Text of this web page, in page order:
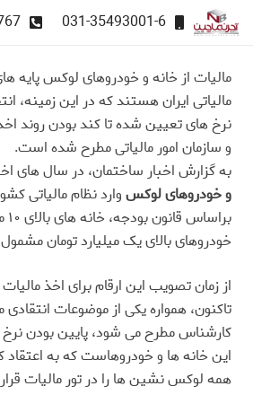
031-35493001-6
مالیات از خانه و خودروهای لوکس پایه
مالیاتی ایران هستند که در این زمینه،
نرخ های تعیین شده تا کند بودن روند
و سازمان امور مالیاتی مطرح شده است.
به گزارش اخبار ساختمان، در سال های
و خودروهای لوکسوارد نظام مالیاتی
خودروهای بالای یک میلیارد تومان
از زمان تصویب این ارقام برای اخذ
تاکنون، همواره یکی از موضوعات
کارشناس مطرح می شود، پایین بودن
این خانه ها و خودروهاست که به اعتقاد
همه لوکس نشین ها را در تور مالیات